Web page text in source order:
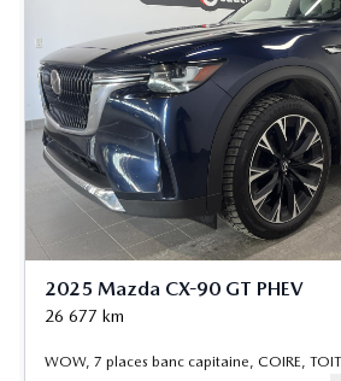
2025 Mazda CX-90 GT PHEV
26 677 km
WOW, 7 places banc capitaine, COIRE,